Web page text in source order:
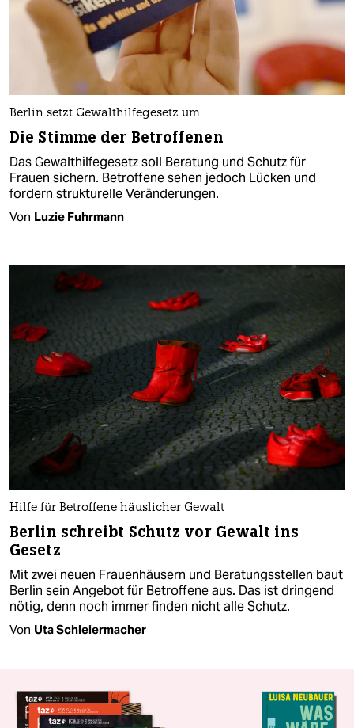
Berlin setzt Gewalthilfegesetz um
Die Stimme der Betroffenen
Das Gewalthilfegesetz soll Beratung und Schutz für
Frauen sichern. Betroffene sehen jedoch Lücken und
fordern strukturelle Veränderungen.
Von Luzie Fuhrmann
Hilfe für Betroffene häuslicher Gewalt
Berlin schreibt Schutz vor Gewalt ins
Gesetz
Mit zwei neuen Frauenhäusern und Beratungsstellen baut
Berlin sein Angebot für Betroffene aus. Das ist dringend
nötig, denn noch immer finden nicht alle Schutz.
Von Uta Schleiermacher